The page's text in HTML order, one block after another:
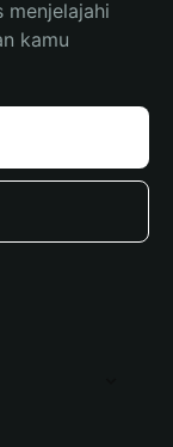
menjelajahi
kamu